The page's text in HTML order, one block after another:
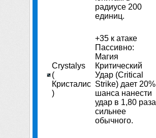
радиусе 200
единиц.
Crystalys
(
Кристалис
)
+35 к атаке
Пассивно:
Магия
Критический
Удар (Critical
Strike) дает 20%
шанса нанести
удар в 1,80 раза
сильнее
обычного.